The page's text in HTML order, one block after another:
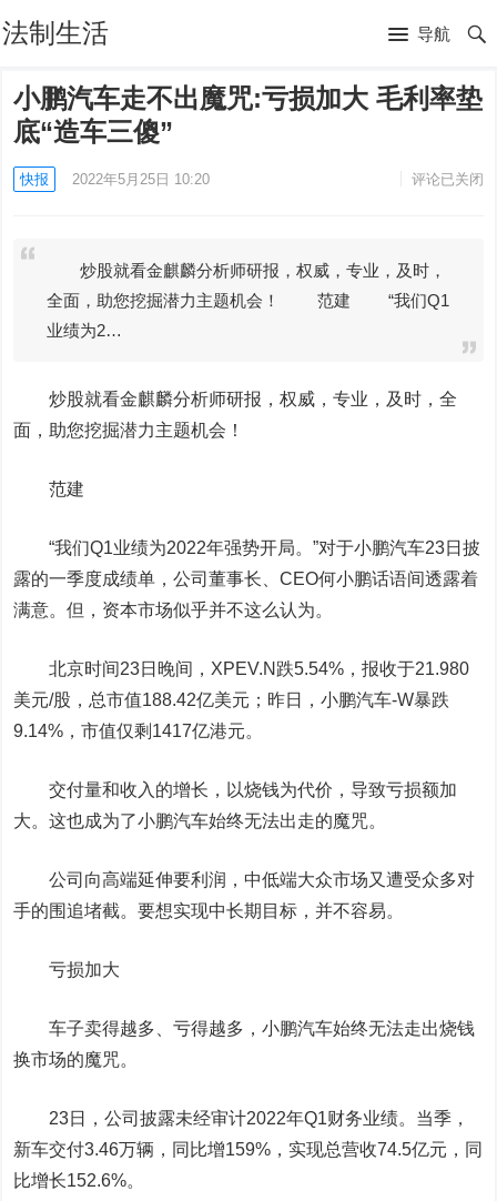
法制生活 导航
小鹏汽车走不出魔咒:亏损加大 毛利率垫
底“造车三傻”
快报 2022年5月25日 10:20 评论已关闭
炒股就看金麒麟分析师研报，权威，专业，及时，
全面，助您挖掘潜力主题机会！ 范建 “我们Q1
业绩为2…
炒股就看金麒麟分析师研报，权威，专业，及时，全
面，助您挖掘潜力主题机会！
范建
“我们Q1业绩为2022年强势开局。”对于小鹏汽车23日披
露的一季度成绩单，公司董事长、CEO何小鹏话语间透露着
满意。但，资本市场似乎并不这么认为。
北京时间23日晚间，XPEV.N跌5.54%，报收于21.980
美元/股，总市值188.42亿美元；昨日，小鹏汽车-W暴跌
9.14%，市值仅剩1417亿港元。
交付量和收入的增长，以烧钱为代价，导致亏损额加
大。这也成为了小鹏汽车始终无法出走的魔咒。
公司向高端延伸要利润，中低端大众市场又遭受众多对
手的围追堵截。要想实现中长期目标，并不容易。
亏损加大
车子卖得越多、亏得越多，小鹏汽车始终无法走出烧钱
换市场的魔咒。
23日，公司披露未经审计2022年Q1财务业绩。当季，
新车交付3.46万辆，同比增159%，实现总营收74.5亿元，同
比增长152.6%。